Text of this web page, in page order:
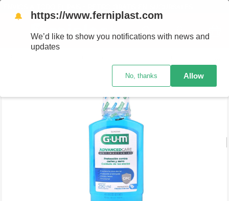
🔔 https://www.ferniplast.com
We’d like to show you notifications with news and
updates
No, thanks Allow